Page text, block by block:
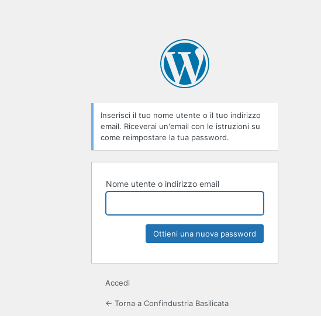
Inserisci il tuo nome utente o il tuo indirizzo
email. Riceverai un'email con le istruzioni su
come reimpostare la tua password.
Nome utente o indirizzo email
Accedi
← Torna a Confindustria Basilicata